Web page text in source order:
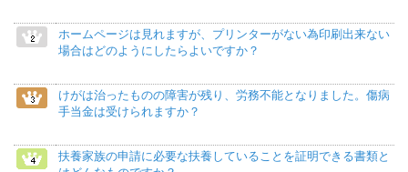
ホームページは見れますが、プリンターがない為印刷出来ない
場合はどのようにしたらよいですか？
けがは治ったものの障害が残り、労務不能となりました。傷病
手当金は受けられますか？
扶養家族の申請に必要な扶養していることを証明できる書類と